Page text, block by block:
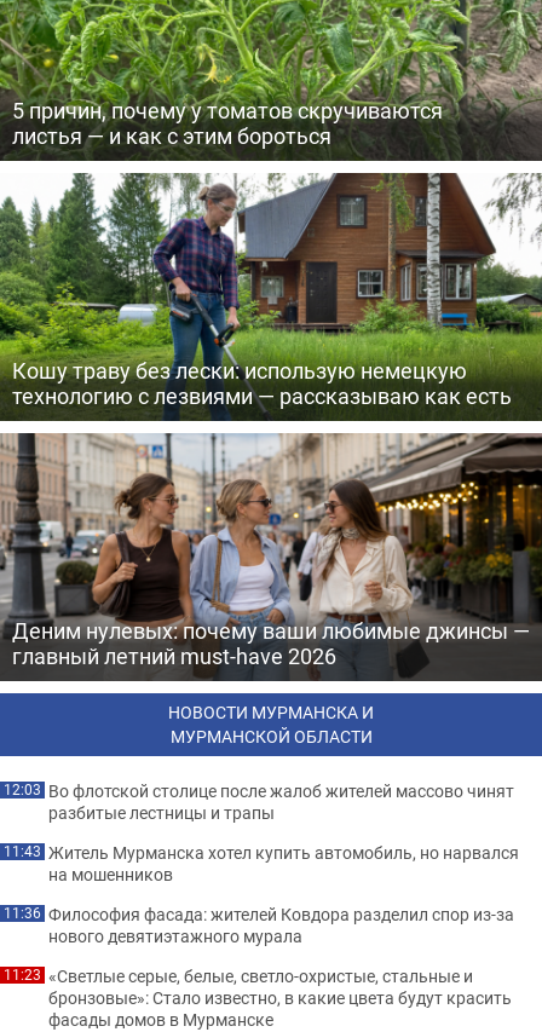
5 причин, почему у томатов скручиваются
листья — и как с этим бороться
Кошу траву без лески: использую немецкую
технологию с лезвиями — рассказываю как есть
Деним нулевых: почему ваши любимые джинсы —
главный летний must-have 2026
НОВОСТИ МУРМАНСКА И
МУРМАНСКОЙ ОБЛАСТИ
12:03 Во флотской столице после жалоб жителей массово чинят
разбитые лестницы и трапы
11:43 Житель Мурманска хотел купить автомобиль, но нарвался
на мошенников
11:36 Философия фасада: жителей Ковдора разделил спор из-за
нового девятиэтажного мурала
11:23 «Светлые серые, белые, светло-охристые, стальные и
бронзовые»: Стало известно, в какие цвета будут красить
фасады домов в Мурманске